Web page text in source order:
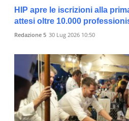
HIP apre le iscrizioni alla
attesi oltre 10.000
Redazione 5 30 Lug 2026 10:50